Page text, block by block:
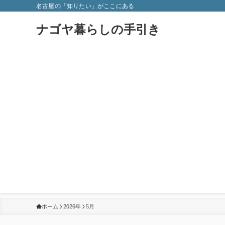
名古屋の「知りたい」がここにある
ナゴヤ暮らしの手引き
ホーム 2026年 5月